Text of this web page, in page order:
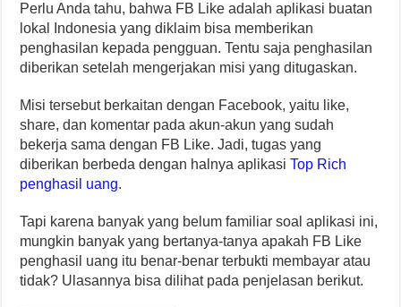
Perlu Anda tahu, bahwa FB Like adalah aplikasi buatan
lokal Indonesia yang diklaim bisa memberikan
penghasilan kepada pengguan. Tentu saja penghasilan
diberikan setelah mengerjakan misi yang ditugaskan.
Misi tersebut berkaitan dengan Facebook, yaitu like,
share, dan komentar pada akun-akun yang sudah
bekerja sama dengan FB Like. Jadi, tugas yang
diberikan berbeda dengan halnya aplikasiTop Rich
penghasil uang.
Tapi karena banyak yang belum familiar soal aplikasi ini,
mungkin banyak yang bertanya-tanya apakah FB Like
penghasil uang itu benar-benar terbukti membayar atau
tidak? Ulasannya bisa dilihat pada penjelasan berikut.